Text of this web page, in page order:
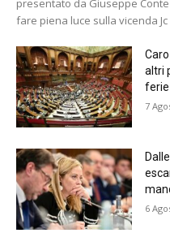
presentato da Giuseppe
fare piena luce sulla vicenda Jc
altri
ferie
7
6